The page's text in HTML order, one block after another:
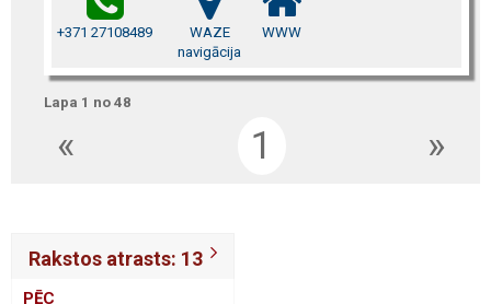
+371 27108489
WAZE
navigācija
WWW
Lapa 1 no 48
« 1 »
Rakstos atrasts: 13
PĒC